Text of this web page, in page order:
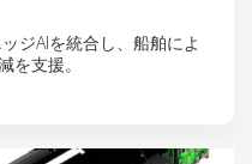
ジAIを統合し、船舶によ
を支援。